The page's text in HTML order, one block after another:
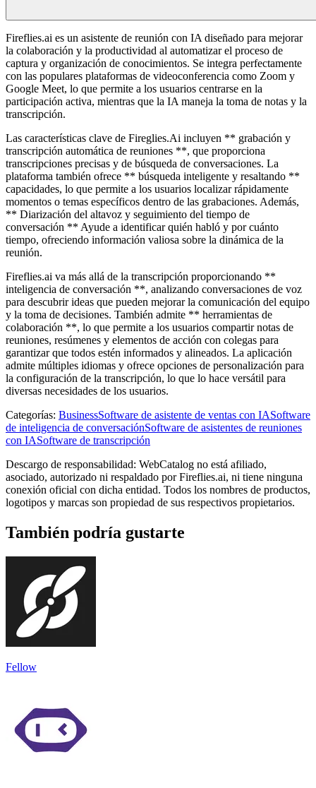
Fireflies.ai es un asistente de reunión con IA diseñado para mejorar
la colaboración y la productividad al automatizar el proceso de
captura y organización de conocimientos. Se integra perfectamente
con las populares plataformas de videoconferencia como Zoom y
Google Meet, lo que permite a los usuarios centrarse en la
participación activa, mientras que la IA maneja la toma de notas y la
transcripción.
Las características clave de Fireglies.Ai incluyen ** grabación y
transcripción automática de reuniones **, que proporciona
transcripciones precisas y de búsqueda de conversaciones. La
plataforma también ofrece ** búsqueda inteligente y resaltando **
capacidades, lo que permite a los usuarios localizar rápidamente
momentos o temas específicos dentro de las grabaciones. Además,
** Diarización del altavoz y seguimiento del tiempo de
conversación ** Ayude a identificar quién habló y por cuánto
tiempo, ofreciendo información valiosa sobre la dinámica de la
reunión.
Fireflies.ai va más allá de la transcripción proporcionando **
inteligencia de conversación **, analizando conversaciones de voz
para descubrir ideas que pueden mejorar la comunicación del equipo
y la toma de decisiones. También admite ** herramientas de
colaboración **, lo que permite a los usuarios compartir notas de
reuniones, resúmenes y elementos de acción con colegas para
garantizar que todos estén informados y alineados. La aplicación
admite múltiples idiomas y ofrece opciones de personalización para
la configuración de la transcripción, lo que lo hace versátil para
diversas necesidades de los usuarios.
Categorías: BusinessSoftware de asistente de ventas con IASoftware
de inteligencia de conversaciónSoftware de asistentes de reuniones
con IASoftware de transcripción
Descargo de responsabilidad: WebCatalog no está afiliado,
asociado, autorizado ni respaldado por Fireflies.ai, ni tiene ninguna
conexión oficial con dicha entidad. Todos los nombres de productos,
logotipos y marcas son propiedad de sus respectivos propietarios.
También podría gustarte
Fellow